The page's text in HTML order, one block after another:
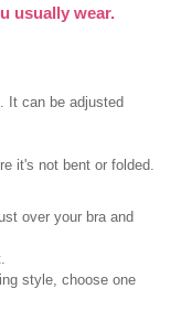
usually wear.
It can be adjusted
it's not bent or folded.
over your bra and
style, choose one